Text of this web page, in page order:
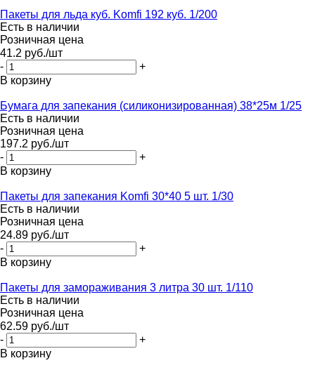
Пакеты для льда куб. Komfi 192 куб. 1/200
Есть в наличии
Розничная цена
41.2 руб./шт
-
+
В корзину
Бумага для запекания (силиконизированная) 38*25м 1/25
Есть в наличии
Розничная цена
197.2 руб./шт
-
+
В корзину
Пакеты для запекания Komfi 30*40 5 шт. 1/30
Есть в наличии
Розничная цена
24.89 руб./шт
-
+
В корзину
Пакеты для замораживания 3 литра 30 шт. 1/110
Есть в наличии
Розничная цена
62.59 руб./шт
-
+
В корзину